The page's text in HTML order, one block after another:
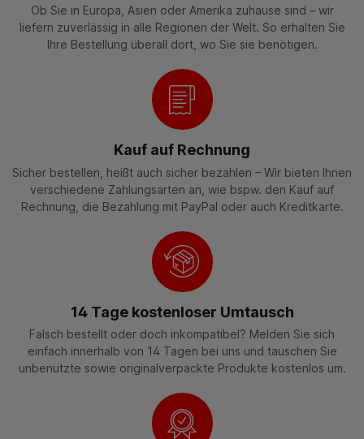
Ob Sie in Europa, Asien oder Amerika zuhause sind – wir
liefern zuverlässig in alle Regionen der Welt. So erhalten Sie
Ihre Bestellung überall dort, wo Sie sie benötigen.
Kauf auf Rechnung
Sicher bestellen, heißt auch sicher bezahlen – Wir bieten Ihnen
verschiedene Zahlungsarten an, wie bspw. den Kauf auf
Rechnung, die Bezahlung mit PayPal oder auch Kreditkarte.
14 Tage kostenloser Umtausch
Falsch bestellt oder doch inkompatibel? Melden Sie sich
einfach innerhalb von 14 Tagen bei uns und tauschen Sie
unbenutzte sowie originalverpackte Produkte kostenlos um.